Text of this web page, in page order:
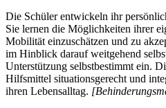
Die Schüler entwickeln ihr
Sie lernen die Möglichkeiten ihrer
Mobilität einzuschätzen und zu
im Hinblick darauf weitgehend
Unterstützung selbstbestimmt ein.
Hilfsmittel situationsgerecht und
ihren Lebensalltag.